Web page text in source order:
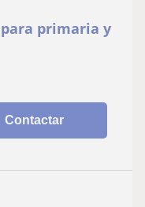
primaria y
Contactar